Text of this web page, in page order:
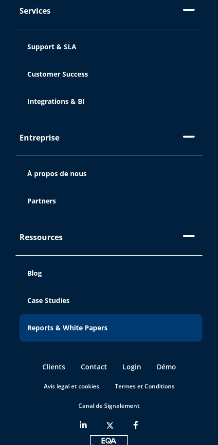
Services
Support & SLA
Customer Success
Integrations & BI
Entreprise
À propos de nous
Partners
Ressources
Blog
Case Studies
Reports & White Papers
Clients Contact Login Démo
Avis legal et cookies Termes et Conditions
Canal de Signalement